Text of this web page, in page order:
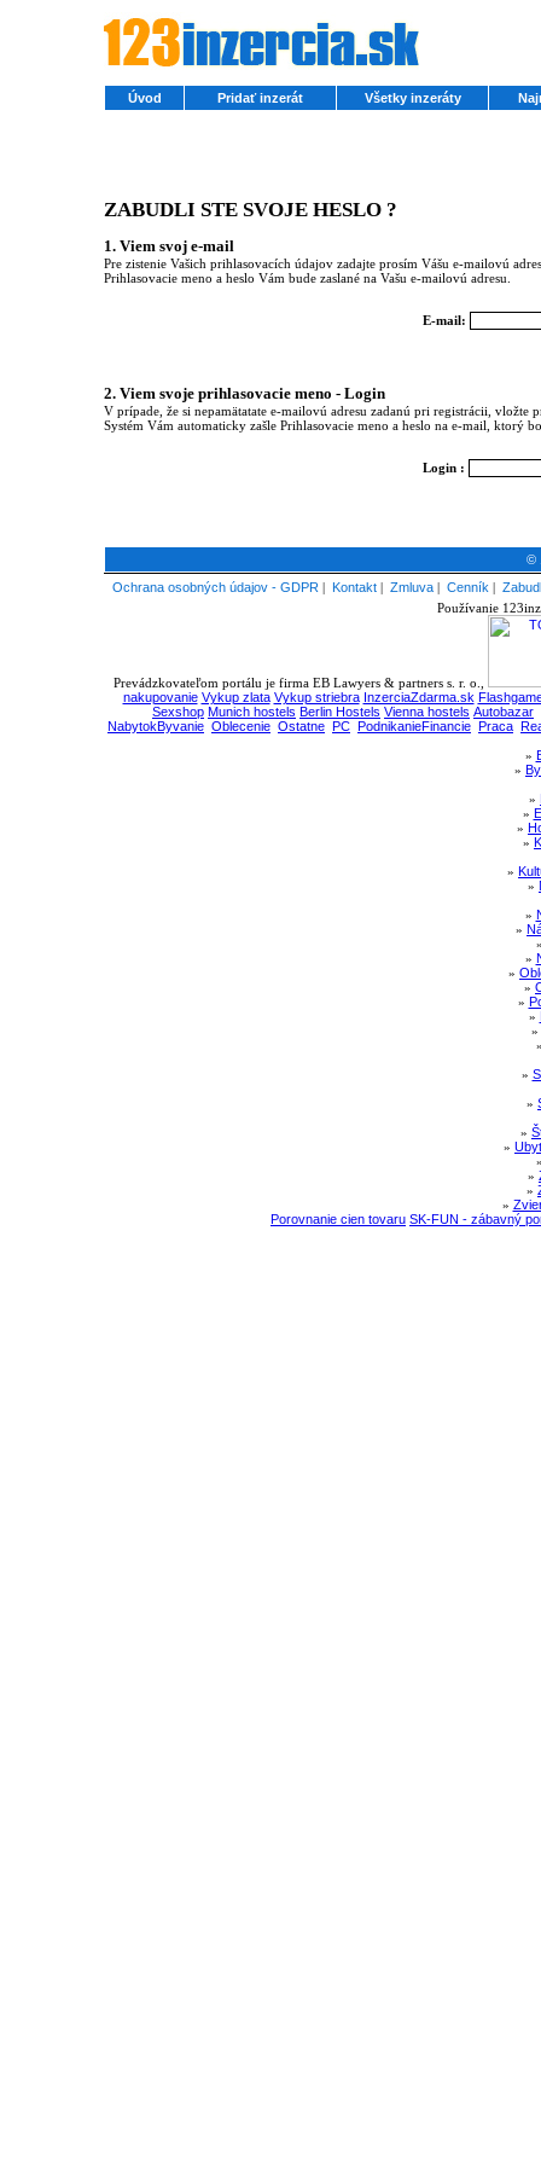
Úvod Pridať inzerát Všetky inzeráty
ZABUDLI STE SVOJE HESLO ?
1. Viem svoj e-mail
Pre zistenie Vašich prihlasovacích údajov zadajte prosím Vášu e-mailovú
Prihlasovacie meno a heslo Vám bude zaslané na Vašu e-mailovú adresu.
E-mail:
2. Viem svoje prihlasovacie meno - Login
V prípade, že si nepamätatate e-mailovú adresu zadanú pri registrácii, vložte
Systém Vám automaticky zašle Prihlasovacie meno a heslo na e-mail, ktorý
Login :
©
Ochrana osobných údajov - GDPR | Kontakt | Zmluva | Cenník |
Používanie
Prevádzkovateľom portálu je firma EB Lawyers & partners s. r. o.,
nakupovanie Vykup zlata Vykup striebra InzerciaZdarma.sk
Sexshop Munich hostels Berlin Hostels Vienna hostels Autobazar
NabytokByvanie Oblecenie Ostatne PC PodnikanieFinancie Praca
»
»
»
»
»
»
»
»
»
»
»
»
»
»
»
»
»
»
»
»
»
»
»
Porovnanie cien tovaru SK-FUN - zábavný